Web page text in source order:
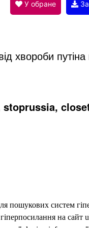
e
У обране
хвороби путіна
stoprussia,
пошукових
на